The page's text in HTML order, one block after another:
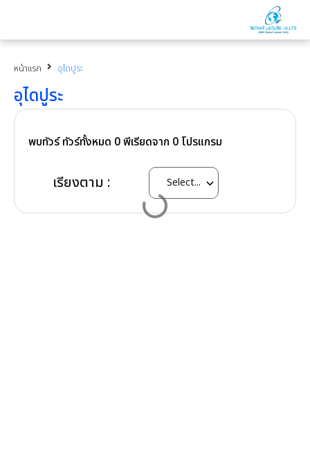
หน้าแรก อุไดปูระ
อุไดปูระ
พบทัวร์ ทัวร์ทั้งหมด 0พีเรียดจาก 0 โปรแกรม
เรียงตาม :